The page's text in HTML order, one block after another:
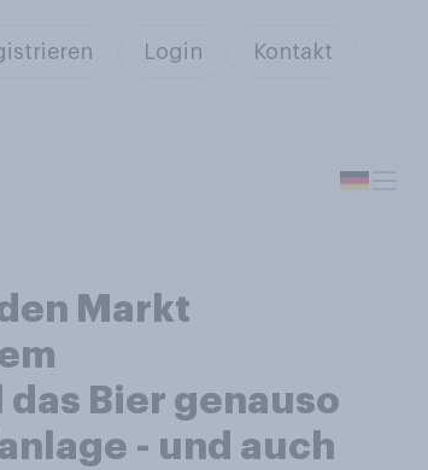
Login Kontakt
Markt
Bier genauso
- und auch